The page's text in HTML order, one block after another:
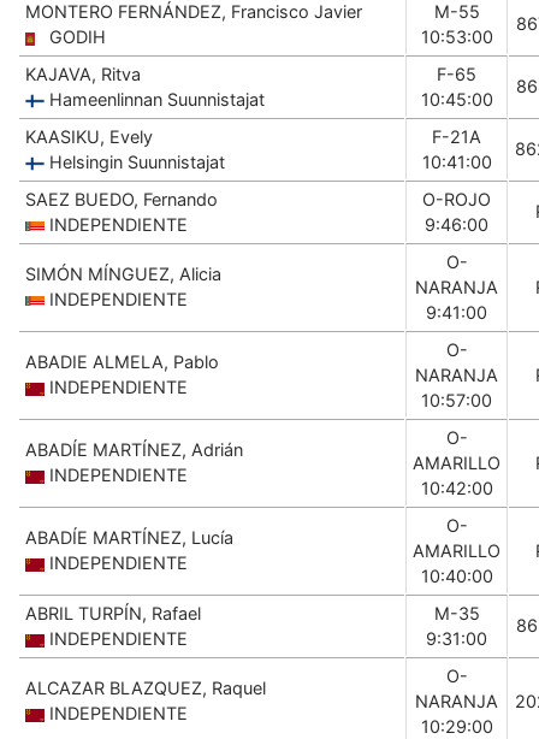
MONTERO FERNÁNDEZ, Francisco Javier
GODIH
M-55
10:53:00
KAJAVA, Ritva
Hameenlinnan Suunnistajat
F-65
10:45:00
KAASIKU, Evely
Helsingin Suunnistajat
F-21A
10:41:00
SAEZ BUEDO, Fernando
INDEPENDIENTE
O-ROJO
9:46:00
SIMÓN MÍNGUEZ, Alicia
INDEPENDIENTE
O-
NARANJA
9:41:00
ABADIE ALMELA, Pablo
INDEPENDIENTE
O-
NARANJA
10:57:00
ABADÍE MARTÍNEZ, Adrián
INDEPENDIENTE
O-
AMARILLO
10:42:00
ABADÍE MARTÍNEZ, Lucía
INDEPENDIENTE
O-
AMARILLO
10:40:00
ABRIL TURPÍN, Rafael
INDEPENDIENTE
M-35
9:31:00
ALCAZAR BLAZQUEZ, Raquel
INDEPENDIENTE
O-
NARANJA
10:29:00